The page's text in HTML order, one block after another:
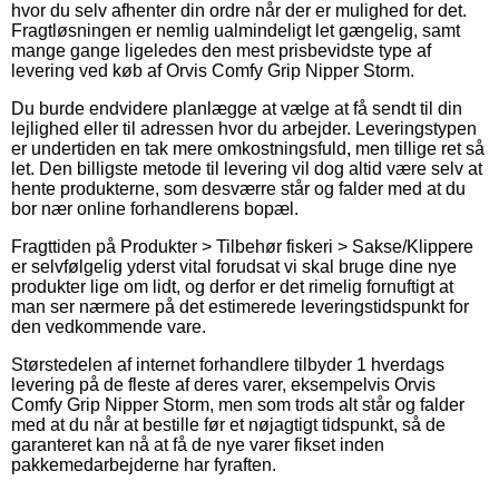
hvor du selv afhenter din ordre når der er mulighed for det.
Fragtløsningen er nemlig ualmindeligt let gængelig, samt
mange gange ligeledes den mest prisbevidste type af
levering ved køb af Orvis Comfy Grip Nipper Storm.
Du burde endvidere planlægge at vælge at få sendt til din
lejlighed eller til adressen hvor du arbejder. Leveringstypen
er undertiden en tak mere omkostningsfuld, men tillige ret så
let. Den billigste metode til levering vil dog altid være selv at
hente produkterne, som desværre står og falder med at du
bor nær online forhandlerens bopæl.
Fragttiden på Produkter > Tilbehør fiskeri > Sakse/Klippere
er selvfølgelig yderst vital forudsat vi skal bruge dine nye
produkter lige om lidt, og derfor er det rimelig fornuftigt at
man ser nærmere på det estimerede leveringstidspunkt for
den vedkommende vare.
Størstedelen af internet forhandlere tilbyder 1 hverdags
levering på de fleste af deres varer, eksempelvis Orvis
Comfy Grip Nipper Storm, men som trods alt står og falder
med at du når at bestille før et nøjagtigt tidspunkt, så de
garanteret kan nå at få de nye varer fikset inden
pakkemedarbejderne har fyraften.